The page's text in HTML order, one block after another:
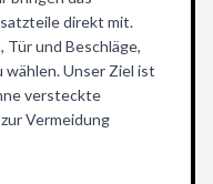
direkt mit.
und Beschläge,
Unser Ziel ist
versteckte
Vermeidung